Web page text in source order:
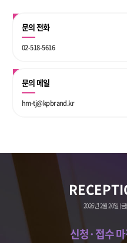
문의 전화
02-518-5616
문의 메일
hm-tj@kpbrand.kr
2026년 2월 20일 (
신청·접수